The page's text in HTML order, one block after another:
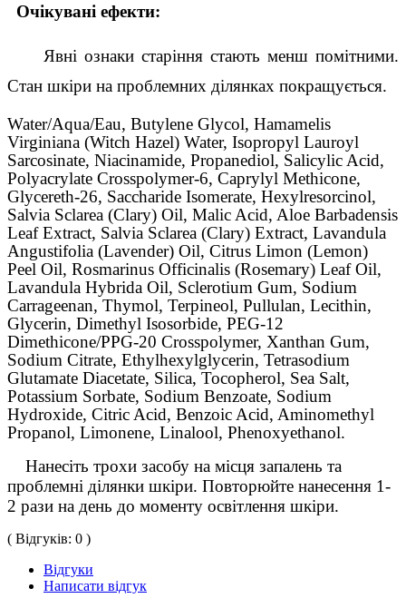
Очікувані ефекти:
Явні ознаки старіння стають менш помітними.
Стан шкіри на проблемних ділянках покращується.
Water/Aqua/Eau, Butylene Glycol, Hamamelis
Virginiana (Witch Hazel) Water, Isopropyl Lauroyl
Sarcosinate, Niacinamide, Propanediol, Salicylic Acid,
Polyacrylate Crosspolymer-6, Caprylyl Methicone,
Glycereth-26, Saccharide Isomerate, Hexylresorcinol,
Salvia Sclarea (Clary) Oil, Malic Acid, Aloe Barbadensis
Leaf Extract, Salvia Sclarea (Clary) Extract, Lavandula
Angustifolia (Lavender) Oil, Citrus Limon (Lemon)
Peel Oil, Rosmarinus Officinalis (Rosemary) Leaf Oil,
Lavandula Hybrida Oil, Sclerotium Gum, Sodium
Carrageenan, Thymol, Terpineol, Pullulan, Lecithin,
Glycerin, Dimethyl Isosorbide, PEG-12
Dimethicone/PPG-20 Crosspolymer, Xanthan Gum,
Sodium Citrate, Ethylhexylglycerin, Tetrasodium
Glutamate Diacetate, Silica, Tocopherol, Sea Salt,
Potassium Sorbate, Sodium Benzoate, Sodium
Hydroxide, Citric Acid, Benzoic Acid, Aminomethyl
Propanol, Limonene, Linalool, Phenoxyethanol.
Нанесіть трохи засобу на місця запалень та
проблемні ділянки шкіри. Повторюйте нанесення 1-
2 рази на день до моменту освітлення шкіри.
( Відгуків: 0 )
Відгуки
Написати відгук